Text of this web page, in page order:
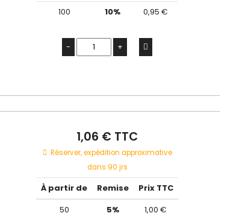
100
10% 0,95 €
- +
1,06 € TTC
Réserver, expédition approximative
dans 90 jrs
À partir de Remise
Prix TTC
50
5%
1,00 €